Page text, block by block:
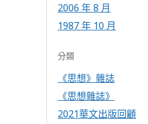
2006 年 8 月
1987 年 10 月
分類
《思想》雜誌
《思想雜誌》
2021華文出版回顧